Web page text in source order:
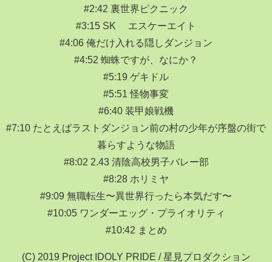
#2:42 裏世界ピクニック
#3:15 SK∞ エスケーエイト
#4:06 俺だけ入れる隠しダンジョン
#4:52 蜘蛛ですが、なにか？
#5:19 ゲキドル
#5:51 怪物事変
#6:40 装甲娘戦機
#7:10 たとえばラストダンジョン前の村の少年が序盤の街で
暮らすような物語
#8:02 2.43 清陰高校男子バレー部
#8:28 ホリミヤ
#9:09 無職転生〜異世界行ったら本気だす〜
#10:05 ワンダーエッグ・プライオリティ
#10:42 まとめ
(C) 2019 Project IDOLY PRIDE / 星見プロダクション